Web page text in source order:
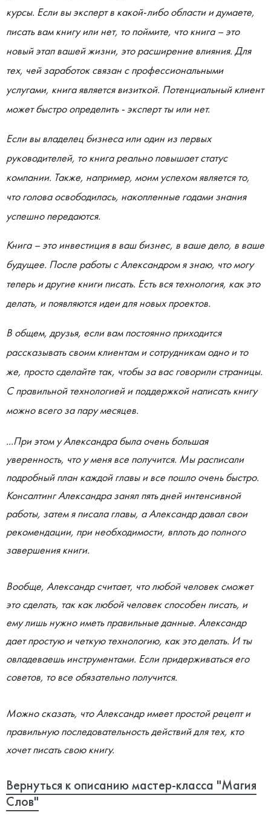
курсы. Если вы эксперт в какой-либо области и думаете,
писать вам книгу или нет, то поймите, что книга – это
новый этап вашей жизни, это расширение влияния. Для
тех, чей заработок связан с профессиональными
услугами, книга является визиткой. Потенциальный клиент
может быстро определить - эксперт ты или нет.
Если вы владелец бизнеса или один из первых
руководителей, то книга реально повышает статус
компании. Также, например, моим успехом является то,
что голова освободилась, накопленные годами знания
успешно передаются.
Книга – это инвестиция в ваш бизнес, в ваше дело, в ваше
будущее. После работы с Александром я знаю, что могу
теперь и другие книги писать. Есть вся технология, как это
делать, и появляются идеи для новых проектов.
В общем, друзья, если вам постоянно приходится
рассказывать своим клиентам и сотрудникам одно и то
же, просто сделайте так, чтобы за вас говорили страницы.
С правильной технологией и поддержкой написать книгу
можно всего за пару месяцев.
...При этом у Александра была очень большая
уверенность, что у меня все получится. Мы расписали
подробный план каждой главы и все пошло очень быстро.
Консалтинг Александра занял пять дней интенсивной
работы, затем я писала главы, а Александр давал свои
рекомендации, при необходимости, вплоть до полного
завершения книги.
Вообще, Александр считает, что любой человек сможет
это сделать, так как любой человек способен писать, и
ему лишь нужно иметь правильные данные. Александр
дает простую и четкую технологию, как это делать. И ты
овладеваешь инструментами. Если придерживаться его
советов, то все обязательно получится.
Можно сказать, что Александр имеет простой рецепт и
правильную последовательность действий для тех, кто
хочет писать свою книгу.
Вернуться к описанию мастер-класса "Магия
Слов"